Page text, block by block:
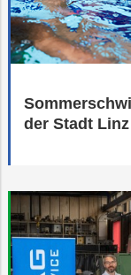
der Stadt Linz